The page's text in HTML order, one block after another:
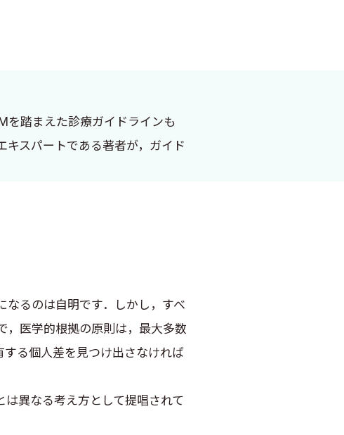
を踏まえた診療ガイドラインも
スパートである著者が，ガイド
るのは自明です．しかし，すべ
，医学的根拠の原則は，最大多数
る個人差を見つけ出さなければ
異なる考え方として提唱されて